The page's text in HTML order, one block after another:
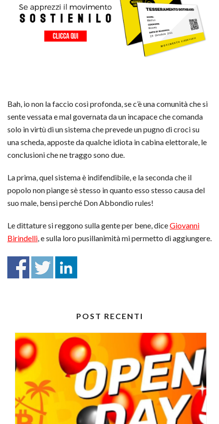
Bah, io non la faccio così profonda, se c’è una comunità che si
sente vessata e mal governata da un incapace che comanda
solo in virtù di un sistema che prevede un pugno di croci su
una scheda, apposte da qualche idiota in cabina elettorale, le
conclusioni che ne traggo sono due.
La prima, quel sistema è indifendibile, e la seconda che il
popolo non piange sè stesso in quanto esso stesso causa del
suo male, bensì perché Don Abbondio rules!
Le dittature si reggono sulla gente per bene, diceGiovanni
Birindelli, e sulla loro pusillanimità mi permetto di aggiungere.
POST RECENTI